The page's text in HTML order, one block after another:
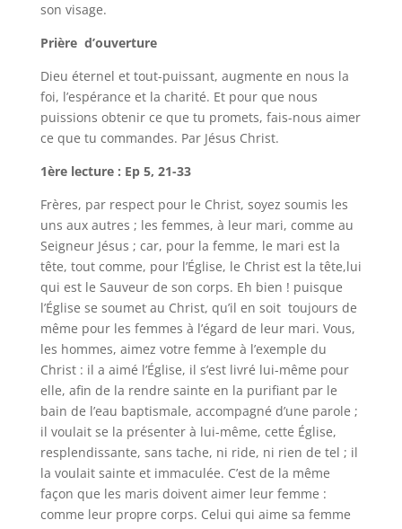
son visage.
Prière d’ouverture
Dieu éternel et tout-puissant, augmente en nous la
foi, l’espérance et la charité. Et pour que nous
puissions obtenir ce que tu promets, fais-nous aimer
ce que tu commandes. Par Jésus Christ.
1ère lecture : Ep 5, 21-33
Frères, par respect pour le Christ, soyez soumis les
uns aux autres ; les femmes, à leur mari, comme au
Seigneur Jésus ; car, pour la femme, le mari est la
tête, tout comme, pour l’Église, le Christ est la tête,lui
qui est le Sauveur de son corps. Eh bien ! puisque
l’Église se soumet au Christ, qu’il en soit toujours de
même pour les femmes à l’égard de leur mari. Vous,
les hommes, aimez votre femme à l’exemple du
Christ : il a aimé l’Église, il s’est livré lui-même pour
elle, afin de la rendre sainte en la purifiant par le
bain de l’eau baptismale, accompagné d’une parole ;
il voulait se la présenter à lui-même, cette Église,
resplendissante, sans tache, ni ride, ni rien de tel ; il
la voulait sainte et immaculée. C’est de la même
façon que les maris doivent aimer leur femme :
comme leur propre corps. Celui qui aime sa femme